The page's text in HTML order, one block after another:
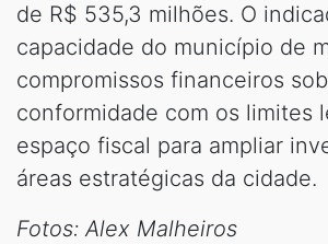
de R$ 535,3 milhões. O
capacidade do município de
compromissos financeiros
conformidade com os limites
espaço fiscal para ampliar
áreas estratégicas da cidade.
Fotos: Alex Malheiros